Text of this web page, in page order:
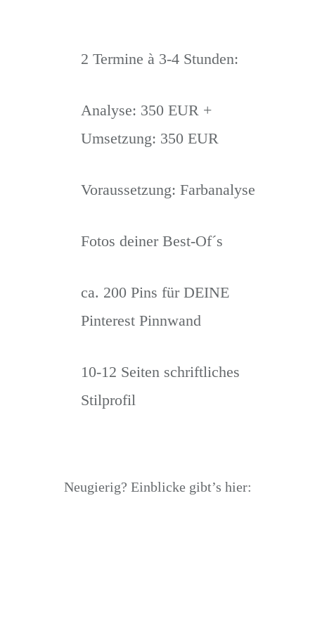
2 Termine à 3-4 Stunden:
Analyse: 350 EUR +
Umsetzung: 350 EUR
Voraussetzung: Farbanalyse
Fotos deiner Best-Of´s
ca. 200 Pins für DEINE
Pinterest Pinnwand
10-12 Seiten schriftliches
Stilprofil
Neugierig? Einblicke gibt’s hier: